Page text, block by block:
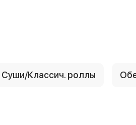
Суши/Классич. роллы